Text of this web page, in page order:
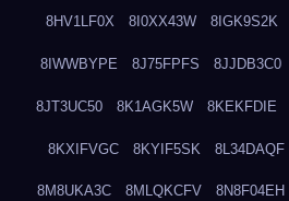
8HV1LF0X 8I0XX43W 8IGK9S2K
8IWWBYPE 8J75FPFS 8JJDB3C0
8JT3UC50 8K1AGK5W 8KEKFDIE
8KXIFVGC 8KYIF5SK 8L34DAQF
8M8UKA3C 8MLQKCFV 8N8F04EH